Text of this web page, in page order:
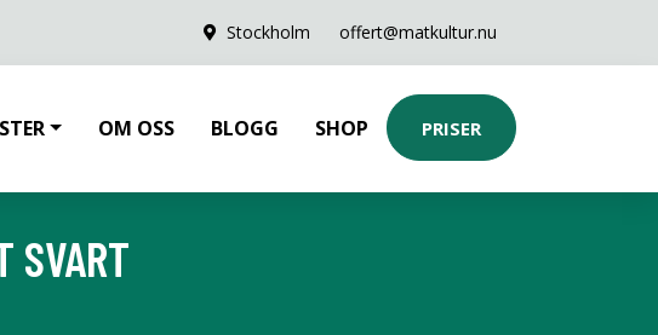
Stockholm offert@matkultur.nu
OM OSS BLOGG SHOP PRISER
SVART